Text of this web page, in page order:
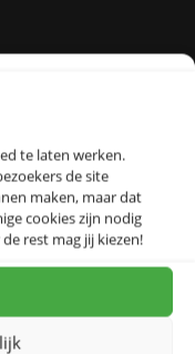
te laten werken.
de site
maken, maar dat
cookies zijn nodig
rest mag jij kiezen!